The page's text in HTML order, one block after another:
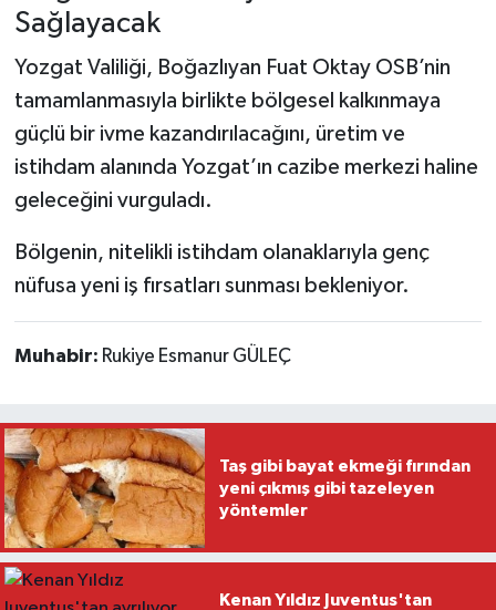
Sağlayacak
Yozgat Valiliği, Boğazlıyan Fuat Oktay OSB’nin
tamamlanmasıyla birlikte bölgesel kalkınmaya
güçlü bir ivme kazandırılacağını, üretim ve
istihdam alanında Yozgat’ın cazibe merkezi haline
geleceğini vurguladı.
Bölgenin, nitelikli istihdam olanaklarıyla genç
nüfusa yeni iş fırsatları sunması bekleniyor.
Muhabir: Rukiye Esmanur GÜLEÇ
Taş gibi bayat ekmeği fırından
yeni çıkmış gibi tazeleyen
yöntemler
Kenan Yıldız Juventus'tan